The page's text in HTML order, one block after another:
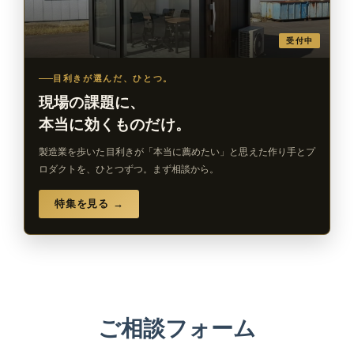
受付中
目利きが選んだ、ひとつ。
現場の課題に、
本当に効くものだけ。
製造業を歩いた目利きが「本当に薦めたい」と思えた作り手とプ
ロダクトを、ひとつずつ。まず相談から。
特集を見る →